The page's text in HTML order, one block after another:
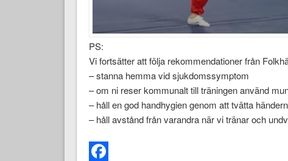
PS:
Vi fortsätter att följa rekommendationer från
– stanna hemma vid sjukdomssymptom
– om ni reser kommunalt till träningen använd
– håll en god handhygien genom att tvätta
– håll avstånd från varandra när vi tränar och